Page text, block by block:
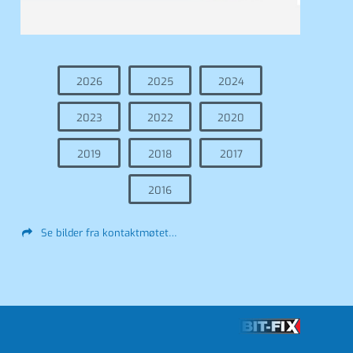
2026 2025 2024
2023 2022 2020
2019 2018 2017
2016
Se bilder fra kontaktmøtet…